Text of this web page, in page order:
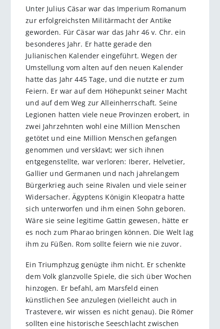
Unter Julius Cäsar war das Imperium Romanum
zur erfolgreichsten Militärmacht der Antike
geworden. Für Cäsar war das Jahr 46 v. Chr. ein
besonderes Jahr. Er hatte gerade den
Julianischen Kalender eingeführt. Wegen der
Umstellung vom alten auf den neuen Kalender
hatte das Jahr 445 Tage, und die nutzte er zum
Feiern. Er war auf dem Höhepunkt seiner Macht
und auf dem Weg zur Alleinherrschaft. Seine
Legionen hatten viele neue Provinzen erobert, in
zwei Jahrzehnten wohl eine Million Menschen
getötet und eine Million Menschen gefangen
genommen und versklavt; wer sich ihnen
entgegenstellte, war verloren: Iberer, Helvetier,
Gallier und Germanen und nach jahrelangem
Bürgerkrieg auch seine Rivalen und viele seiner
Widersacher. Ägyptens Königin Kleopatra hatte
sich unterworfen und ihm einen Sohn geboren.
Wäre sie seine legitime Gattin gewesen, hätte er
es noch zum Pharao bringen können. Die Welt lag
ihm zu Füßen. Rom sollte feiern wie nie zuvor.
Ein Triumphzug genügte ihm nicht. Er schenkte
dem Volk glanzvolle Spiele, die sich über Wochen
hinzogen. Er befahl, am Marsfeld einen
künstlichen See anzulegen (vielleicht auch in
Trastevere, wir wissen es nicht genau). Die Römer
sollten eine historische Seeschlacht zwischen